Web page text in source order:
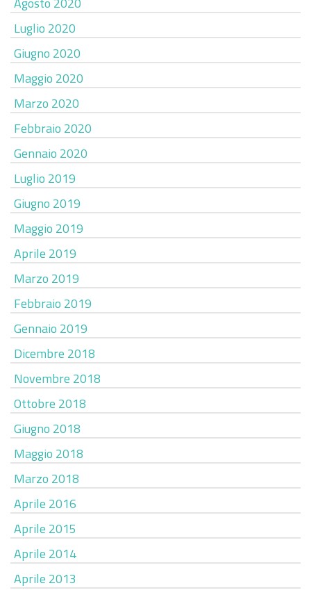
Luglio 2020
Giugno 2020
Maggio 2020
Marzo 2020
Febbraio 2020
Gennaio 2020
Luglio 2019
Giugno 2019
Maggio 2019
Aprile 2019
Marzo 2019
Febbraio 2019
Gennaio 2019
Dicembre 2018
Novembre 2018
Ottobre 2018
Giugno 2018
Maggio 2018
Marzo 2018
Aprile 2016
Aprile 2015
Aprile 2014
Aprile 2013